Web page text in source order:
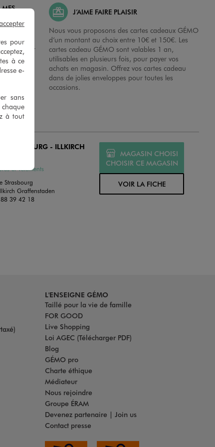
MES
de
nos
sur
J’AIME FAIRE PLAISIR
Nous vous proposons des cartes cadeaux GÉMO
d’un montant au choix entre 10€ et 150€. Les
cartes cadeau GÉMO sont valables 1 an,
utilisables en plusieurs fois, pour payer vos
achats en magasin. Offrez vos cartes cadeau
dans de jolies enveloppes pour toutes les
occasions.
STRASBOURG - ILLKIRCH
et Vêtements
Strasbourg
Graffenstaden
39 42 18
MAGASIN CHOISI
CHOISIR CE MAGASIN
VOIR LA FICHE
L'ENSEIGNE GÉMO
Taillé pour la vie de famille
FOR GOOD
Live Shopping
Loi AGEC (Télécharger PDF)
Blog
GÉMO pro
Charte éthique
Médiateur
Nous rejoindre
Groupe ÉRAM
Devenez partenaire | Join us
Contact presse
pour
à ce
e-
sans
à tout